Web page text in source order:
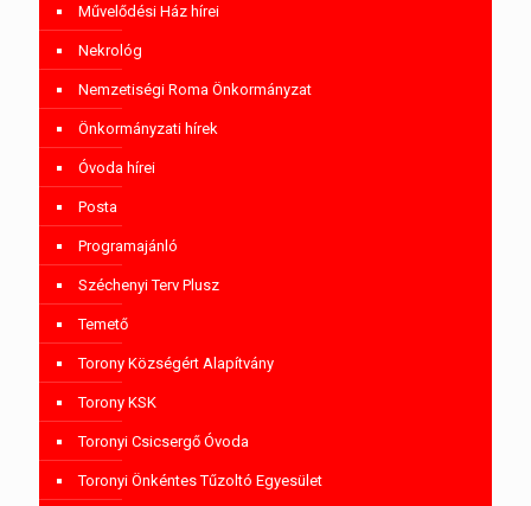
Művelődési Ház hírei
Nekrológ
Nemzetiségi Roma Önkormányzat
Önkormányzati hírek
Óvoda hírei
Posta
Programajánló
Széchenyi Terv Plusz
Temető
Torony Községért Alapítvány
Torony KSK
Toronyi Csicsergő Óvoda
Toronyi Önkéntes Tűzoltó Egyesület